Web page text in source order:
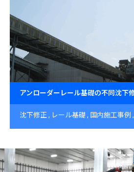
沈下修正 レール基礎 国内施工事例
る沈下 中部（東海・北陸・甲信越）